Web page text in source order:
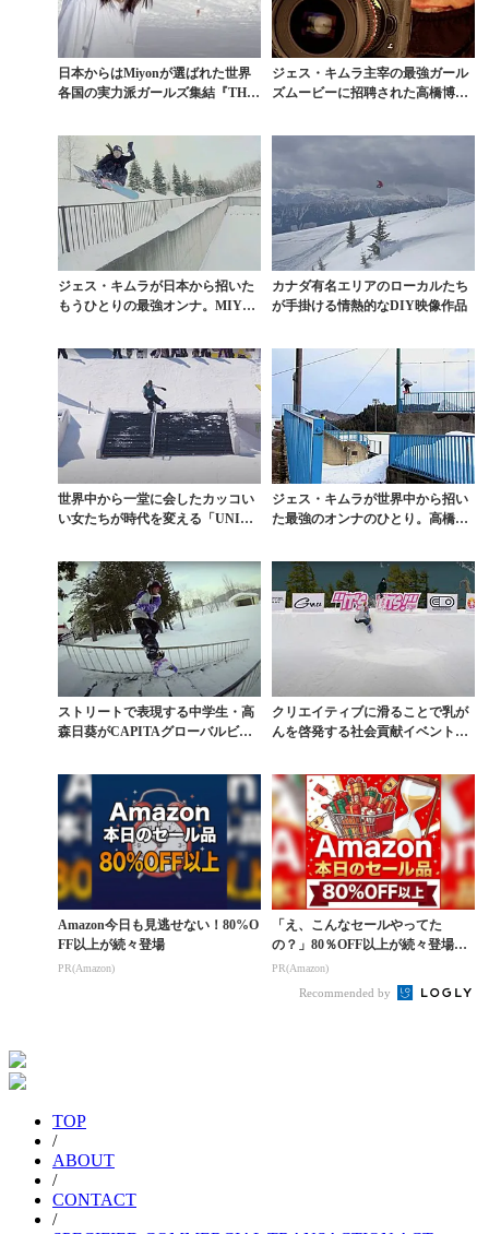
日本からはMiyonが選ばれた世界
各国の実力派ガールズ集結『THE
ジェス・キムラ主宰の最強ガール
ズムービーに招聘された高橋博美
ジェス・キムラが日本から招いた
もうひとりの最強オンナ。MIYO
カナダ有名エリアのローカルたち
が手掛ける情熱的なDIY映像作品
世界中から一堂に会したカッコい
い女たちが時代を変える「UNINV
ジェス・キムラが世界中から招い
た最強のオンナのひとり。高橋博
ストリートで表現する中学生・高
森日葵がCAPITAグローバルビデ
クリエイティブに滑ることで乳が
んを啓発する社会貢献イベント「I
Amazon今日も見逃せない！80%O
FF以上が続々登場
PR(Amazon)
「え、こんなセールやってた
の？」80％OFF以上が続々登場！
Amazonの本気が...
PR(Amazon)
Recommended by
TOP
/
ABOUT
/
CONTACT
/